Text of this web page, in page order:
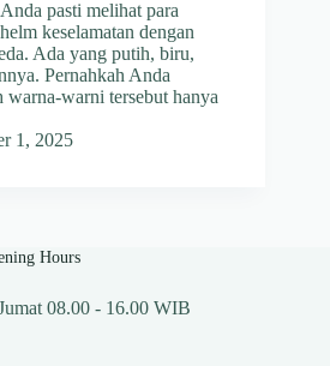
pasti melihat para
keselamatan dengan
Ada yang putih, biru,
Pernahkah Anda
warna-warni tersebut hanya
1, 2025
Hours
08.00 - 16.00 WIB